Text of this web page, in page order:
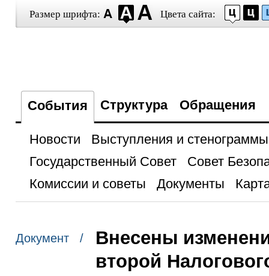
Размер шрифта: Цвета сайта:
События Структура Обращения
Новости
Выступления и стенограммы
Государственный Совет
Совет
Комиссии и советы
Документы
Документ /
Внесены
второй